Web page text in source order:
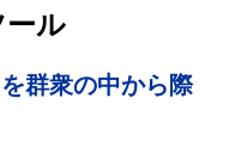
ル
群衆の中から際